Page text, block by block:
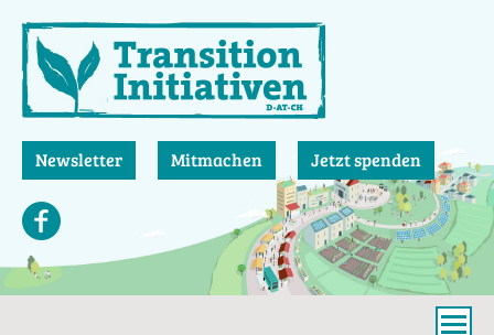
zum
Inhalt
Newsletter Mitmachen Jetzt spenden